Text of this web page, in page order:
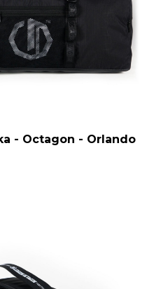
- Octagon - Orlando